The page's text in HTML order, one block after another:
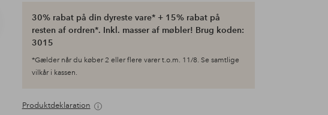
30% rabat på din dyreste vare* + 15% rabat på
resten af ordren*. Inkl. masser af møbler! Brug koden:
3015
*Gælder når du køber 2 eller flere varer t.o.m. 11/8. Se samtlige
vilkår i kassen.
Produktdeklaration